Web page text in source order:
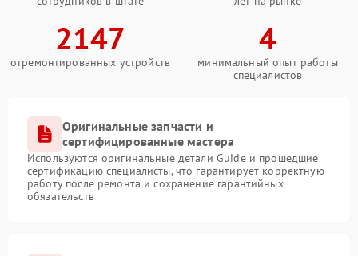
2147
отремонтированных устройств
4
минимальный опыт работы
специалистов
Оригинальные запчасти и
сертифицированные мастера
Используются оригинальные детали Guide и прошедшие
сертификацию специалисты, что гарантирует корректную
работу после ремонта и сохранение гарантийных
обязательств